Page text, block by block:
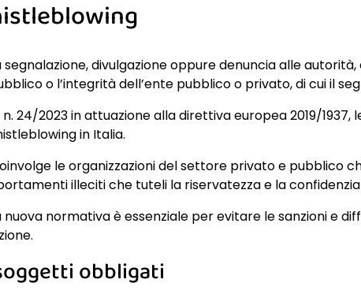
divulgazione oppure denuncia alle
o l’integrità dell’ente pubblico o privato, di cui il
24/2023 in attuazione alla direttiva europea 2019/
in Italia.
le organizzazioni del settore privato e pubblico
illeciti che tuteli la riservatezza e la
nuova normativa è essenziale per evitare le sanzioni e
obbligati